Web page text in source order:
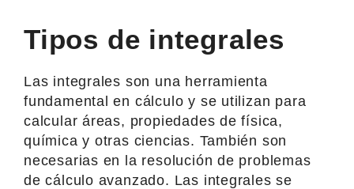
Tipos de integrales
Las integrales son una herramienta
fundamental en cálculo y se utilizan para
calcular áreas, propiedades de física,
química y otras ciencias. También son
necesarias en la resolución de problemas
de cálculo avanzado. Las integrales se